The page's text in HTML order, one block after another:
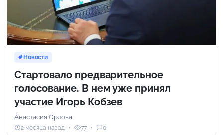
Новости
Стартовало предварительное
голосование. В нем уже принял
участие Игорь Кобзев
Анастасия Орлова
2 месяца назад 77 0